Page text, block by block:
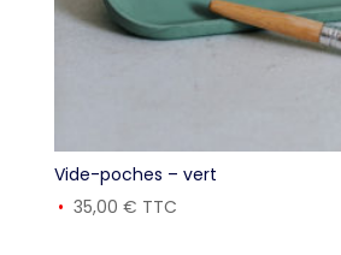
Vide-poches – vert
35,00 € TTC